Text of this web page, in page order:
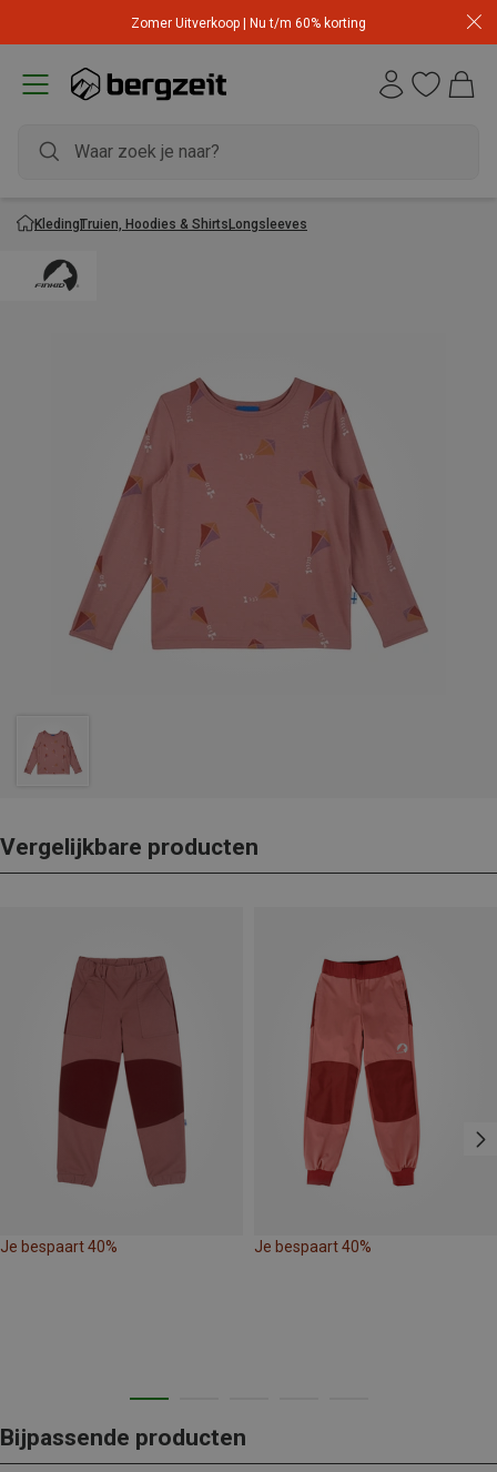
Zomer Uitverkoop | Nu t/m 60% korting
KledingTruien, Hoodies & ShirtsLongsleeves
Vergelijkbare producten
Je bespaart 40% Je bespaart 40%
Bijpassende producten